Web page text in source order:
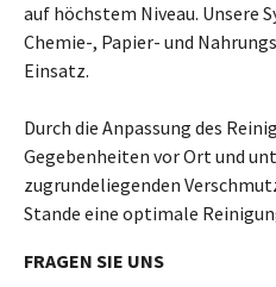
auf höchstem Niveau. Unsere
Chemie-, Papier- und
Einsatz.
Durch die Anpassung des
Gegebenheiten vor Ort und
zugrundeliegenden
Stande eine optimale
FRAGEN SIE UNS